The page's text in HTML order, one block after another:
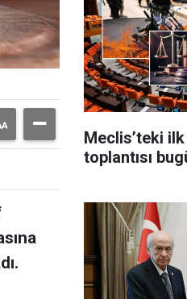
Meclis’teki
toplantısı